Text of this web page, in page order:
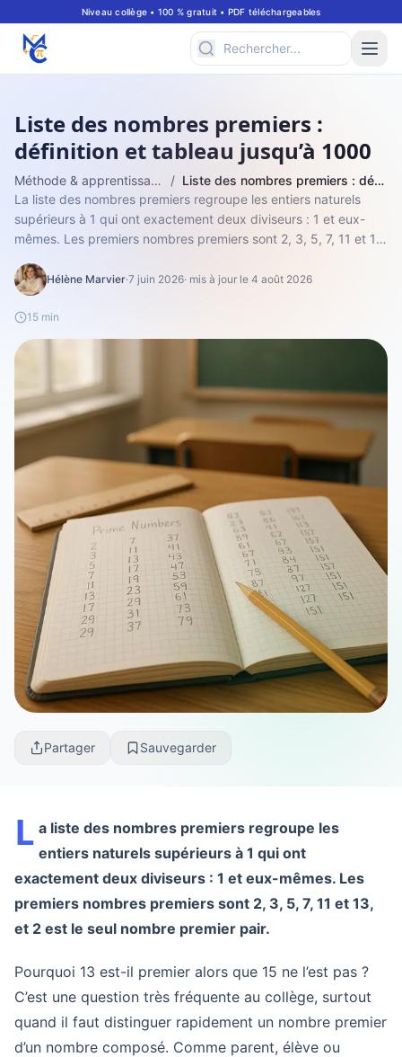
Niveau collège • 100 % gratuit • PDF téléchargeables
Liste des nombres premiers :
définition et tableau jusqu’à 1000
Méthode & apprentissage /
Liste des nombres premiers : définition et tableau jusqu’à 1000
La liste des nombres premiers regroupe les entiers naturels
supérieurs à 1 qui ont exactement deux diviseurs : 1 et eux-
mêmes. Les premiers nombres premiers sont 2, 3, 5, 7, 11 et 13,
Hélène Marvier·7 juin 2026· mis à jour le 4 août 2026
15 min
Partager Sauvegarder
L a liste des nombres premiers regroupe les
entiers naturels supérieurs à 1 qui ont
exactement deux diviseurs : 1 et eux-mêmes. Les
premiers nombres premiers sont 2, 3, 5, 7, 11 et 13,
et 2 est le seul nombre premier pair.
Pourquoi 13 est-il premier alors que 15 ne l’est pas ?
C’est une question très fréquente au collège, surtout
quand il faut distinguer rapidement un nombre premier
d’un nombre composé. Comme parent, élève ou